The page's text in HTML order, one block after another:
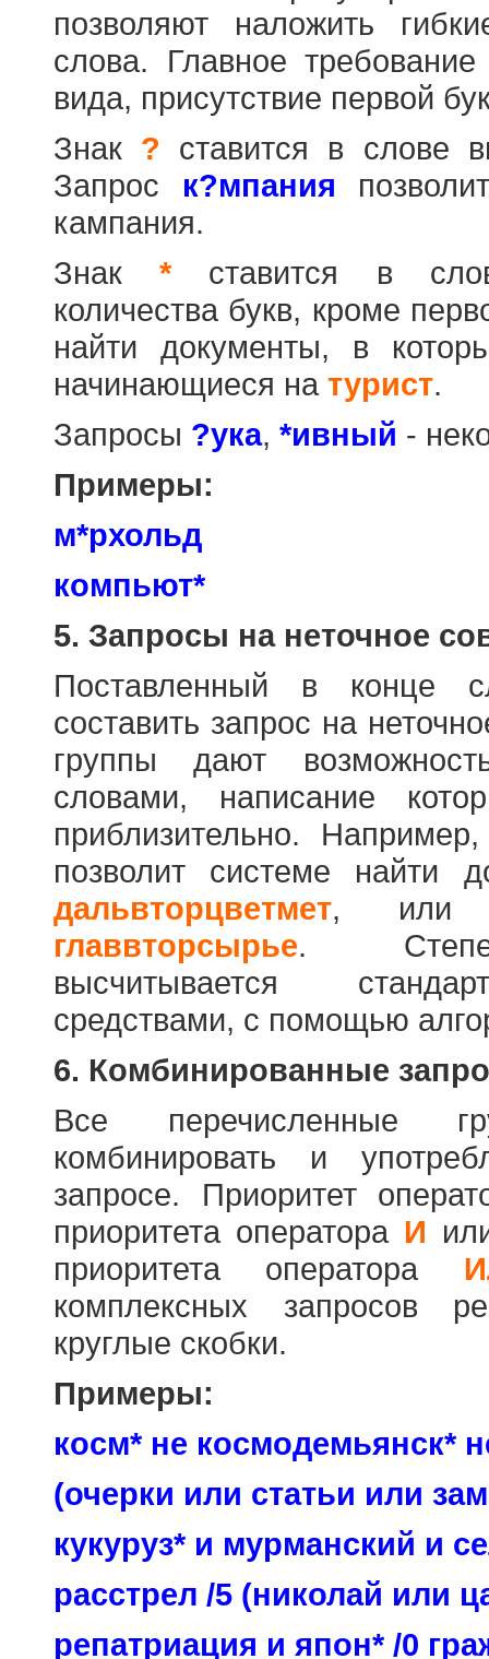
позволяют наложить
слова. Главное
вида, присутствие первой
Знак ? ставится в слове
Запрос к?мпания
кампания.
Знак* ставится в
количества букв, кроме
найти документы, в
начинающиеся на турист.
Запросы ?ука, *ивный -
Примеры:
м*рхольд
компьют*
5. Запросы на неточное
Поставленный в конце
составить запрос на
группы дают
словами, написание
приблизительно.
позволит системе найти
дальвторцветмет,
главвторсырье.
высчитывается
средствами, с помощью
6. Комбинированные
Все перечисленные
комбинировать и
запросе. Приоритет
приоритета оператора И
приоритета оператора
комплексных запросов
круглые скобки.
Примеры:
косм* не космодемьянск*
(очерки или статьи или
кукуруз* и мурманский и
расстрел /5 (николай или
репатриация и япон* /0